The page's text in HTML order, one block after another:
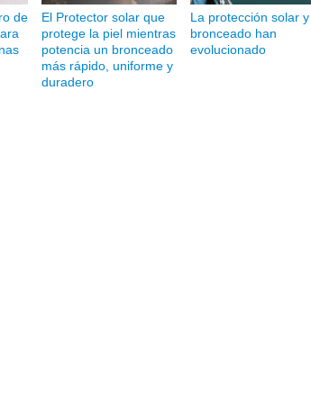
de
El Protector solar que
protege la piel mientras
potencia un bronceado
más rápido, uniforme y
duradero
La protección solar
bronceado han
evolucionado